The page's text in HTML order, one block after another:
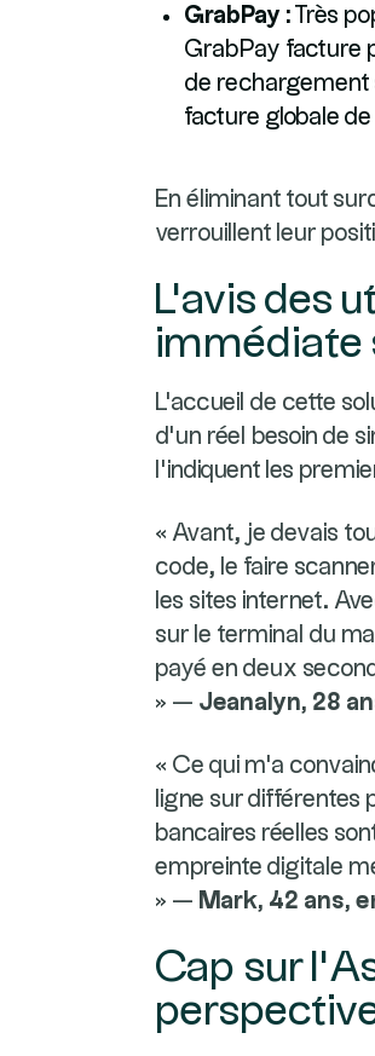
GrabPay : Très
GrabPay facture
de rechargement
facture globale
En éliminant tout
verrouillent leur
L'avis des
immédiate
L'accueil de cette
d'un réel besoin de
l'indiquent les
« Avant, je devais
code, le faire
les sites internet.
sur le terminal du
payé en deux
» — Jeanalyn, 28
« Ce qui m'a
ligne sur différentes
bancaires réelles
empreinte digitale
» — Mark, 42 ans,
Cap sur